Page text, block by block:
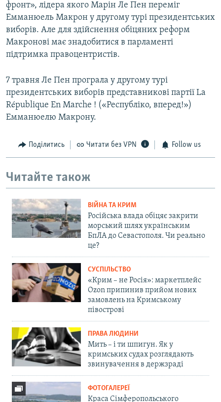
фронт», лідера якого Марін Ле Пен переміг
Емманюель Макрон у другому турі президентських
виборів. Але для здійснення обіцяних реформ
Макронові має знадобитися в парламенті
підтримка правоцентристів.
7 травня Ле Пен програла у другому турі
президентських виборів представникові партії La
République En Marche ! («Республіко, вперед!»)
Емманюелю Макрону.
Поділитись Читати без VPN Follow us
Читайте також
ВІЙНА ТА КРИМ
Російська влада обіцяє закрити
морський шлях українським
БпЛА до Севастополя. Чи реально
це?
СУСПІЛЬСТВО
«Крим – не Росія»: маркетплейс
Ozon припинив прийом нових
замовлень на Кримському
півострові
ПРАВА ЛЮДИНИ
Мить – і ти шпигун. Як у
кримських судах розглядають
звинувачення в держзраді
ФОТОГАЛЕРЕЇ
Краса Сімферопольського